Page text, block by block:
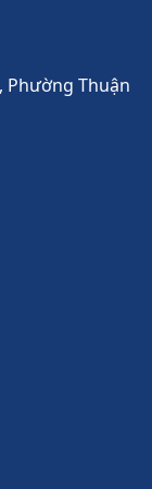
Phường Thuận